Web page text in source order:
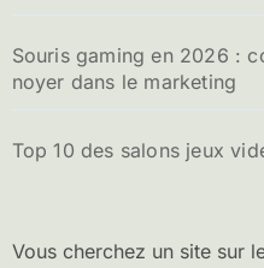
Souris gaming en 2026 :
noyer dans le marketing
Top 10 des salons jeux
Vous cherchez un site sur